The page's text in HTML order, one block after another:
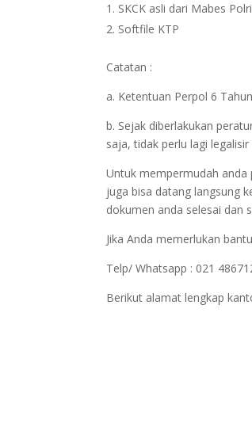
SKCK asli dari Mabes Polri
Softfile KTP
Catatan :
a. Ketentuan Perpol 6
b. Sejak diberlakukan
saja, tidak perlu lagi
Untuk mempermudah anda
juga bisa datang langsung
dokumen anda selesai dan
Jika Anda memerlukan
Telp/ Whatsapp : 021
Berikut alamat lengkap